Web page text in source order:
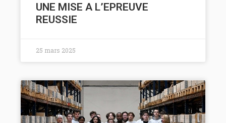
UNE MISE A L’EPREUVE
REUSSIE
25 mars 2025